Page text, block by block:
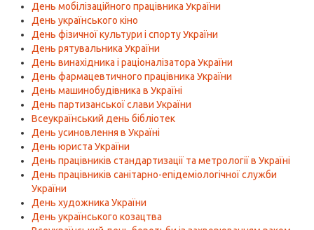
День мобілізаційного працівника України
День українського кіно
День фізичної культури і спорту України
День рятувальника України
День винахідника і раціоналізатора України
День фармацевтичного працівника України
День машинобудівника в Україні
День партизанської слави України
Всеукраїнський день бібліотек
День усиновлення в Україні
День юриста України
День працівників стандартизації та метрології в Україні
День працівників санітарно-епідеміологічної служби
України
День художника України
День українського козацтва